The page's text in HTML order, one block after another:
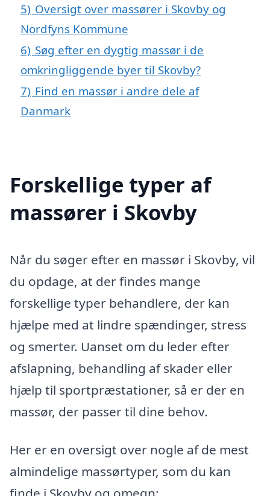
5) Oversigt over massører i Skovby og
Nordfyns Kommune
6) Søg efter en dygtig massør i de
omkringliggende byer til Skovby?
7) Find en massør i andre dele af
Danmark
Forskellige typer af
massører i Skovby
Når du søger efter en massør i Skovby, vil
du opdage, at der findes mange
forskellige typer behandlere, der kan
hjælpe med at lindre spændinger, stress
og smerter. Uanset om du leder efter
afslapning, behandling af skader eller
hjælp til sportpræstationer, så er der en
massør, der passer til dine behov.
Her er en oversigt over nogle af de mest
almindelige massørtyper, som du kan